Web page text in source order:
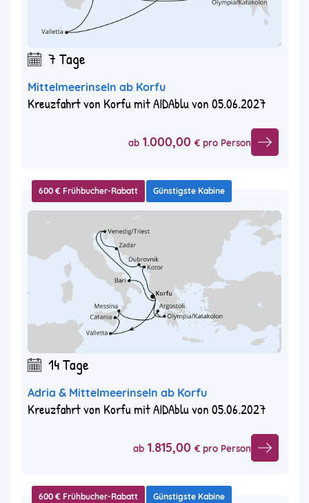
7 Tage
Mittelmeerinseln ab Korfu
Kreuzfahrt von Korfu mit AIDAblu von 05.06.2027
ab 1.000,00 € pro Person
600 € Frühbucher-Rabatt Günstigste Kabine
14 Tage
Adria & Mittelmeerinseln ab Korfu
Kreuzfahrt von Korfu mit AIDAblu von 05.06.2027
ab 1.815,00 € pro Person
600 € Frühbucher-Rabatt Günstigste Kabine